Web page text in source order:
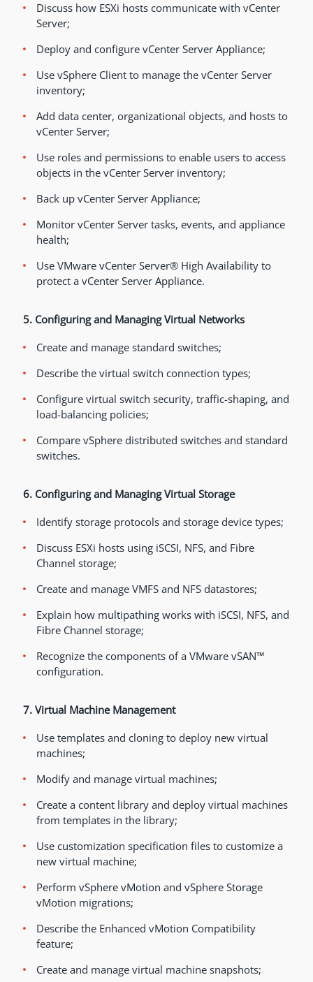
Discuss how ESXi hosts communicate with vCenter
Server;
Deploy and configure vCenter Server Appliance;
Use vSphere Client to manage the vCenter Server
inventory;
Add data center, organizational objects, and hosts to
vCenter Server;
Use roles and permissions to enable users to access
objects in the vCenter Server inventory;
Back up vCenter Server Appliance;
Monitor vCenter Server tasks, events, and appliance
health;
Use VMware vCenter Server® High Availability to
protect a vCenter Server Appliance.
5. Configuring and Managing Virtual Networks
Create and manage standard switches;
Describe the virtual switch connection types;
Configure virtual switch security, traffic-shaping, and
load-balancing policies;
Compare vSphere distributed switches and standard
switches.
6. Configuring and Managing Virtual Storage
Identify storage protocols and storage device types;
Discuss ESXi hosts using iSCSI, NFS, and Fibre
Channel storage;
Create and manage VMFS and NFS datastores;
Explain how multipathing works with iSCSI, NFS, and
Fibre Channel storage;
Recognize the components of a VMware vSAN™
configuration.
7. Virtual Machine Management
Use templates and cloning to deploy new virtual
machines;
Modify and manage virtual machines;
Create a content library and deploy virtual machines
from templates in the library;
Use customization specification files to customize a
new virtual machine;
Perform vSphere vMotion and vSphere Storage
vMotion migrations;
Describe the Enhanced vMotion Compatibility
feature;
Create and manage virtual machine snapshots;